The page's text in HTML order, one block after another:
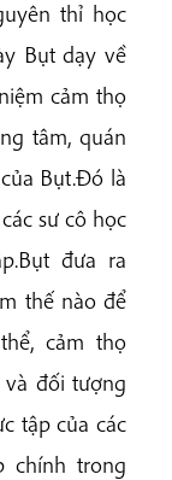
thỉ học
Bụt dạy về
cảm thọ
tâm, quán
Bụt.Đó là
sư cô học
đưa ra
thế nào để
cảm thọ
đối tượng
tập của các
chính trong